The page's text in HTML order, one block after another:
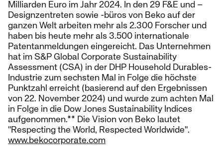
Milliarden Euro im Jahr 2024. In den 29 F&E und –
Designzentreten sowie -büros von Beko auf der
ganzen Welt arbeiten mehr als 2.300 Forscher und
haben bis heute mehr als 3.500 internationale
Patentanmeldungen eingereicht. Das Unternehmen
hat im S&P Global Corporate Sustainability
Assessment (CSA) in der DHP Household Durables-
Industrie zum sechsten Mal in Folge die höchste
Punktzahl erreicht (basierend auf den Ergebnissen
von 22. November 2024) und wurde zum achten Mal
in Folge in die Dow Jones Sustainability Indices
aufgenommen.** Die Vision von Beko lautet
"Respecting the World, Respected Worldwide".
www.bekocorporate.com